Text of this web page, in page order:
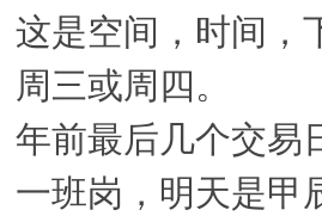
这是空间，时间，
周三或周四。
年前最后几个交易
一班岗，明天是甲